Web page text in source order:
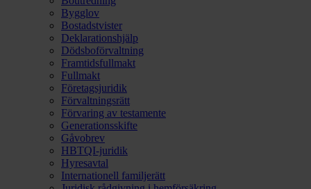
Bygglov
Bostadstvister
Deklarationshjälp
Dödsboförvaltning
Framtidsfullmakt
Fullmakt
Företagsjuridik
Förvaltningsrätt
Förvaring av testamente
Generationsskifte
Gåvobrev
HBTQI-juridik
Hyresavtal
Internationell familjerätt